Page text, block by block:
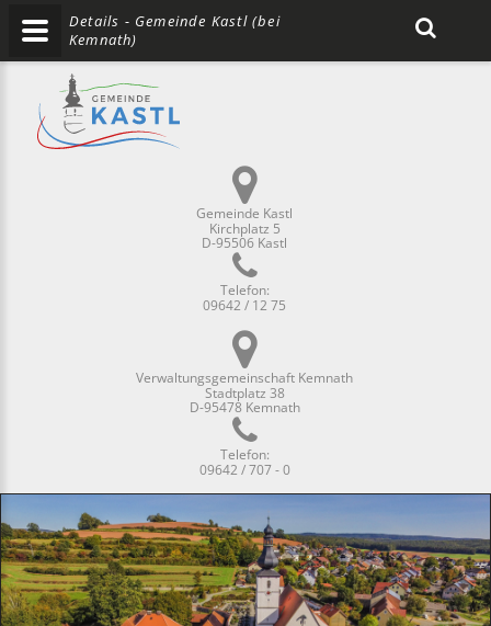
Gemeinde Kastl
Kirchplatz 5
D-95506 Kastl
Telefon:
09642 / 12 75
Verwaltungsgemeinschaft Kemnath
Stadtplatz 38
D-95478 Kemnath
Telefon:
09642 / 707 - 0
Details - Gemeinde Kastl (bei
Kemnath)